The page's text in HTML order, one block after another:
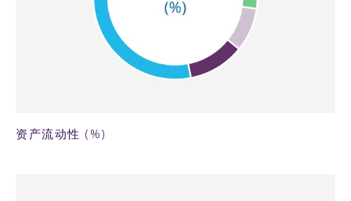
66KB PNG
资产流动性 (%)